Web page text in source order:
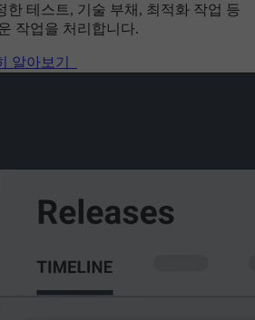
한 테스트, 기술 부채, 최적화 작업 등
작업을 처리합니다.
알아보기